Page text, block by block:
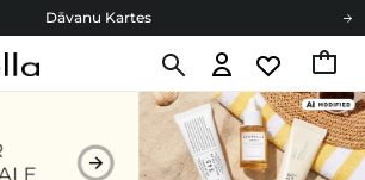
Dāvanu Kartes
lojalitātes programma